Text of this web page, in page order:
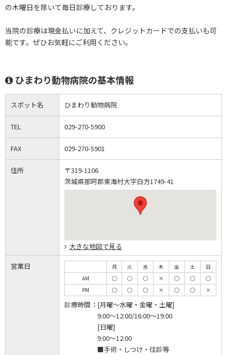
の木曜日を除いて毎日診療しております。
当院の診療は現金払いに加えて、クレジットカードでの支払いも可
能です。ぜひお気軽にご利用ください。
ひまわり動物病院の基本情報
スポット名 ひまわり動物病院
TEL 029-270-5900
FAX 029-270-5901
住所
〒319-1106
茨城県那珂郡東海村大字白方1749-41
大きな地図で見る
営業日 月 火 水 木 金 土
日
AM
◯ ◯ ◯ × ◯ ◯
◯
PM
◯ ◯ ◯ × ◯ ◯ ×
診療時間： [月曜～水曜・金曜・土曜]
9:00～12:00/16:00～19:00
[日曜]
9:00～12:00
■手術・しつけ・往診等